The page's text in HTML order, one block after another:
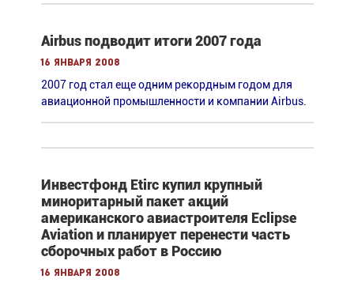
Airbus подводит итоги 2007 года
16 января 2008
2007 год стал еще одним рекордным годом для
авиационной промышленности и компании Airbus.
Инвестфонд Etirc купил крупный
миноритарный пакет акций
американского авиастроителя Eclipse
Aviation и планирует перенести часть
сборочных работ в Россию
16 января 2008